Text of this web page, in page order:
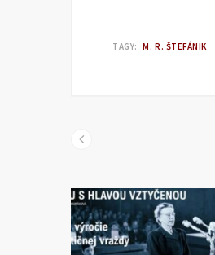
TAGY: M. R. ŠTEFÁNIK